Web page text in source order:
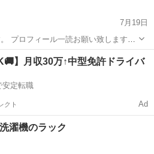
7月19日
プロフィール一読お願い致します。
破損はありません。 ・簡易清掃済み
収納家具
】月収30万↑中型免許ドライバ
安定転職
クト Ad
濯機のラック